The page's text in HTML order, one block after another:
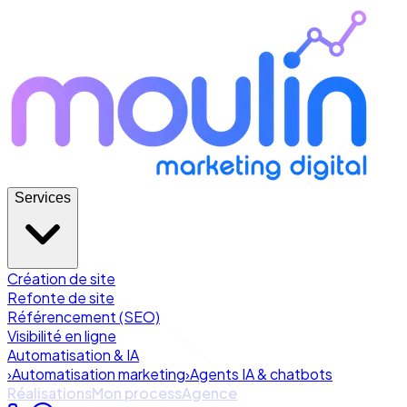
Services
Création de site
Refonte de site
Référencement (SEO)
Visibilité en ligne
Automatisation & IA
›Automatisation marketing›Agents IA & chatbots
RéalisationsMon processAgence